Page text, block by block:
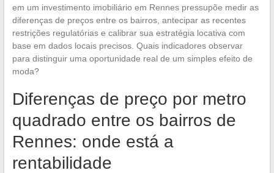
em um investimento imobiliário em Rennes pressupõe medir as
diferenças de preços entre os bairros, antecipar as recentes
restrições regulatórias e calibrar sua estratégia locativa com
base em dados locais precisos. Quais indicadores observar
para distinguir uma oportunidade real de um simples efeito de
moda?
Diferenças de preço por metro
quadrado entre os bairros de
Rennes: onde está a
rentabilidade